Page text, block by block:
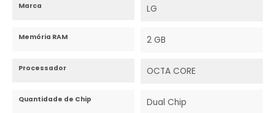
Marca LG
Memória RAM 2 GB
Processador OCTA CORE
Quantidade de Chip Dual Chip